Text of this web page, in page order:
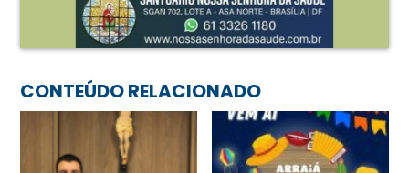
CONTEÚDO RELACIONADO